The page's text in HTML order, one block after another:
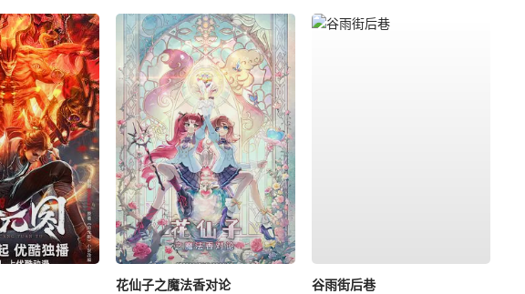
花仙子之魔法香对论
谷雨街后巷